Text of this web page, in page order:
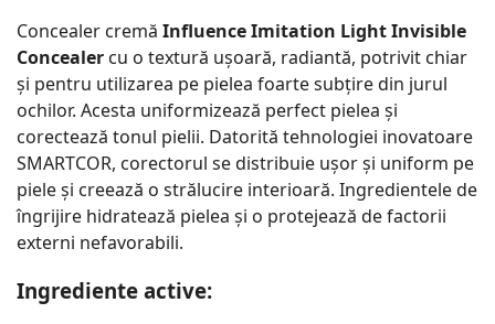
Concealer cremă Influence Imitation Light Invisible
Concealer cu o textură ușoară, radiantă, potrivit chiar
și pentru utilizarea pe pielea foarte subțire din jurul
ochilor. Acesta uniformizează perfect pielea și
corectează tonul pielii. Datorită tehnologiei inovatoare
SMARTCOR, corectorul se distribuie ușor și uniform pe
piele și creează o strălucire interioară. Ingredientele de
îngrijire hidratează pielea și o protejează de factorii
externi nefavorabili.
Ingrediente active: